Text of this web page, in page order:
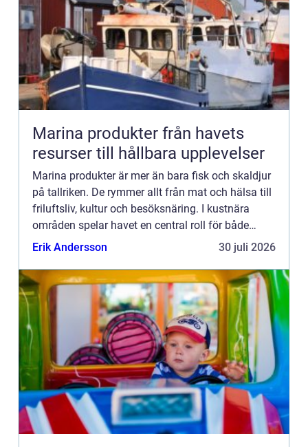
Marina produkter från havets
resurser till hållbara upplevelser
Marina produkter är mer än bara fisk och skaldjur
på tallriken. De rymmer allt från mat och hälsa till
friluftsliv, kultur och besöksnäring. I kustnära
områden spelar havet en central roll för både
ekonomi och livskvalitet. När fler söker sig mot
Erik Andersson 30 juli 2026